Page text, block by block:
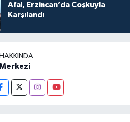
Afal, Erzincan’da Coşkuyla
Karşılandı